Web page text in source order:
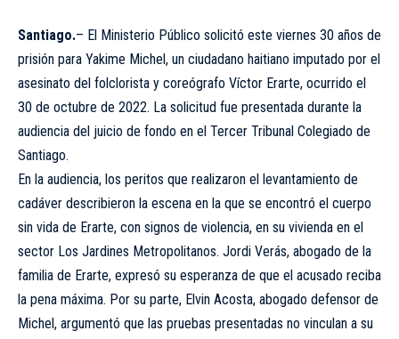
Santiago.– El Ministerio Público solicitó este viernes 30 años de
prisión para Yakime Michel, un ciudadano haitiano imputado por el
asesinato del folclorista y coreógrafo Víctor Erarte, ocurrido el
30 de octubre de 2022. La solicitud fue presentada durante la
audiencia del juicio de fondo en el Tercer Tribunal Colegiado de
Santiago.
En la audiencia, los peritos que realizaron el levantamiento de
cadáver describieron la escena en la que se encontró el cuerpo
sin vida de Erarte, con signos de violencia, en su vivienda en el
sector Los Jardines Metropolitanos. Jordi Verás, abogado de la
familia de Erarte, expresó su esperanza de que el acusado reciba
la pena máxima. Por su parte, Elvin Acosta, abogado defensor de
Michel, argumentó que las pruebas presentadas no vinculan a su